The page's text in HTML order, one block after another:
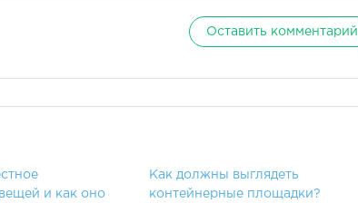
Оставить комментарий
и как оно
Как должны выглядеть
контейнерные площадки?